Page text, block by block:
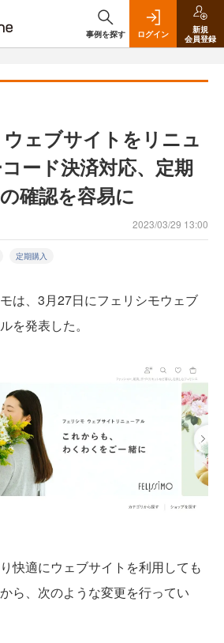
事例を探す ログイン
新規
会員登録
ェブサイトをリニュ
ード決済対応、定期
確認を容易に
2023/03/29 13:00
定期購入
は、3月27日にフェリシモウェブ
を発表した。
快適にウェブサイトを利用しても
ら、次のような変更を行ってい